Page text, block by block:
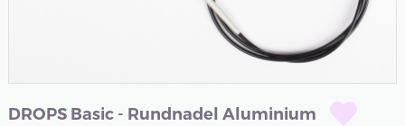
DROPS Basic - Rundnadel Aluminium